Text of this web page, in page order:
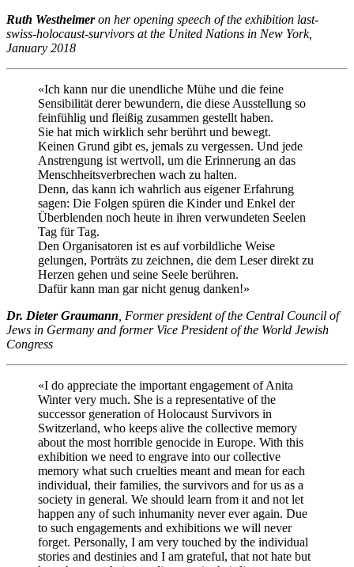
Ruth Westheimeron her opening speech of the exhibition last-
swiss-holocaust-survivors at the United Nations in New York,
January 2018
«Ich kann nur die unendliche Mühe und die feine
Sensibilität derer bewundern, die diese Ausstellung so
feinfühlig und fleißig zusammen gestellt haben.
Sie hat mich wirklich sehr berührt und bewegt.
Keinen Grund gibt es, jemals zu vergessen. Und jede
Anstrengung ist wertvoll, um die Erinnerung an das
Menschheitsverbrechen wach zu halten.
Denn, das kann ich wahrlich aus eigener Erfahrung
sagen: Die Folgen spüren die Kinder und Enkel der
Überblenden noch heute in ihren verwundeten Seelen
Tag für Tag.
Den Organisatoren ist es auf vorbildliche Weise
gelungen, Porträts zu zeichnen, die dem Leser direkt zu
Herzen gehen und seine Seele berühren.
Dafür kann man gar nicht genug danken!»
Dr. Dieter Graumann , Former president of the Central Council of
Jews in Germany and former Vice President of the World Jewish
Congress
«I do appreciate the important engagement of Anita
Winter very much. She is a representative of the
successor generation of Holocaust Survivors in
Switzerland, who keeps alive the collective memory
about the most horrible genocide in Europe. With this
exhibition we need to engrave into our collective
memory what such cruelties meant and mean for each
individual, their families, the survivors and for us as a
society in general. We should learn from it and not let
happen any of such inhumanity never ever again. Due
to such engagements and exhibitions we will never
forget. Personally, I am very touched by the individual
stories and destinies and I am grateful, that not hate but